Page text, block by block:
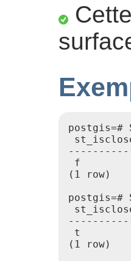
postgis=#
f
(1 row)
postgis=#
t
(1 row)